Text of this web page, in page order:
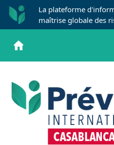
La plateforme
maîtrise globale des